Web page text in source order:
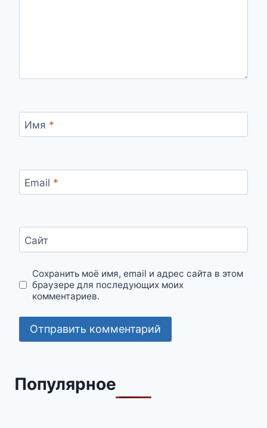
Имя *
Email *
Сайт
Сохранить моё имя, email и адрес сайта в этом
браузере для последующих моих
комментариев.
Популярное